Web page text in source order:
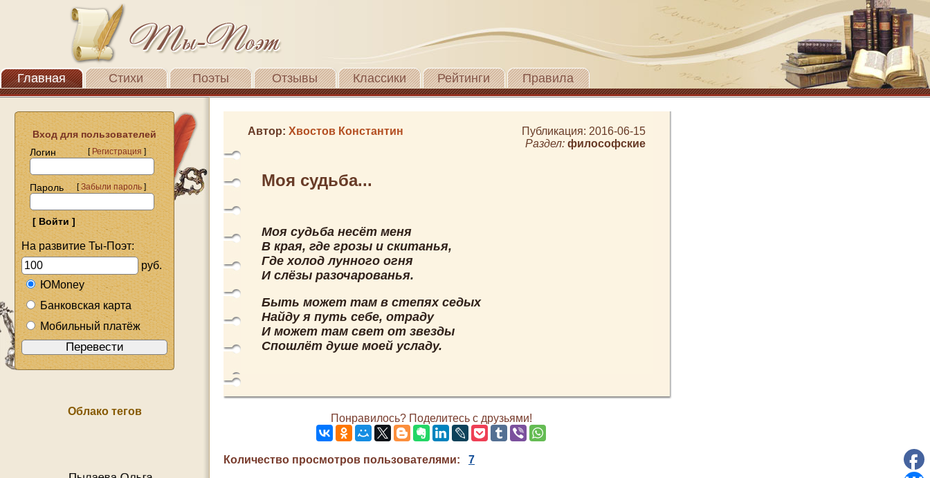
Главная Стихи Поэты Отзывы Классики Рейтинги Правила
Вход для пользователей
Логин
[Регистрация]
Пароль [Забыли пароль]
На развитие Ты-Поэт:
руб.
ЮMoney
Банковская карта
Мобильный платёж
Облако тегов
Автор: Хвостов Константин
Публикация: 2016-06-15
Раздел: философские
Моя судьба...
Моя судьба несёт меня
В края, где грозы и скитанья,
Где холод лунного огня
И слёзы разочарованья.
Быть может там в степях седых
Найду я путь себе, отраду
И может там свет от звезды
Спошлёт душе моей усладу.
Понравилось? Поделитесь с друзьями!
Количество просмотров пользователями: 7